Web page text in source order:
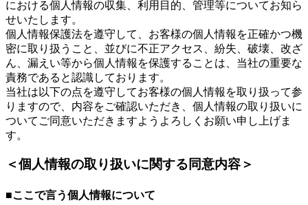
における個人情報の収集、利用目的、管理等についてお知ら
せいたします。
個人情報保護法を遵守して、お客様の個人情報を正確かつ機
密に取り扱うこと、並びに不正アクセス、紛失、破壊、改ざ
ん、漏えい等から個人情報を保護することは、当社の重要な
責務であると認識しております。
当社は以下の点を遵守してお客様の個人情報を取り扱って参
りますので、内容をご確認いただき、個人情報の取り扱いに
ついてご同意いただきますようよろしくお願い申し上げま
す。
＜個人情報の取り扱いに関する同意内容＞
■ここで言う個人情報について